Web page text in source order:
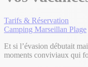
Tarifs & Réservation
Camping Marseillan Plage
Et si l’évasion débutait
moments conviviaux qui